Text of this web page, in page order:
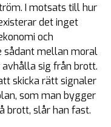
I motsats till hur
det inget
och
sådant mellan moral
sig från brott.
skicka rätt signaler
som man bygger
brott, slår han fast.